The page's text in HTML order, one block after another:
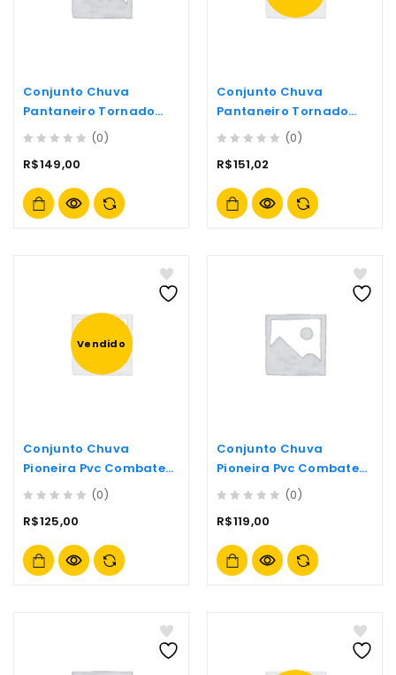
Conjunto Chuva
Pantaneiro Tornado
Parka C/cap M-
out
5
(0)
R$149,00
Conjunto Chuva
Pantaneiro Tornado
Parka C/cap P-
out
5
(0)
R$151,02
Vendido
Conjunto Chuva
Pioneira Pvc Combate
C/gola G-
out
5
(0)
R$125,00
Conjunto Chuva
Pioneira Pvc Combate
C/gola M-
out
5
(0)
R$119,00